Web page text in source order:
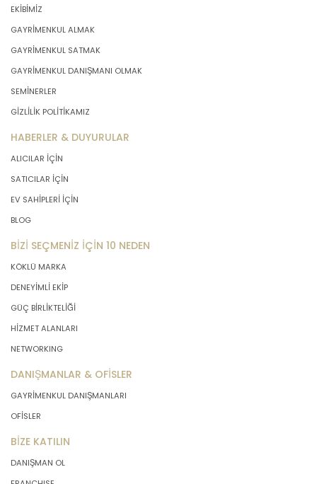
EKİBİMİZ
GAYRİMENKUL ALMAK
GAYRİMENKUL SATMAK
GAYRİMENKUL DANIŞMANI OLMAK
SEMİNERLER
GİZLİLİK POLİTİKAMIZ
HABERLER & DUYURULAR
ALICILAR İÇİN
SATICILAR İÇİN
EV SAHİPLERİ İÇİN
BLOG
BİZİ SEÇMENİZ İÇİN 10 NEDEN
KÖKLÜ MARKA
DENEYİMLİ EKİP
GÜÇ BİRLİKTELİĞİ
HİZMET ALANLARI
NETWORKING
DANIŞMANLAR & OFİSLER
GAYRİMENKUL DANIŞMANLARI
OFİSLER
BİZE KATILIN
DANIŞMAN OL